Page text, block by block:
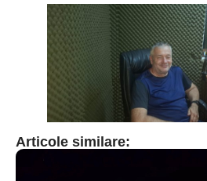
Articole similare: